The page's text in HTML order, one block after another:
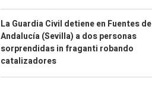
La Guardia Civil detiene en Fuentes de
Andalucía (Sevilla) a dos personas
sorprendidas in fraganti robando
catalizadores